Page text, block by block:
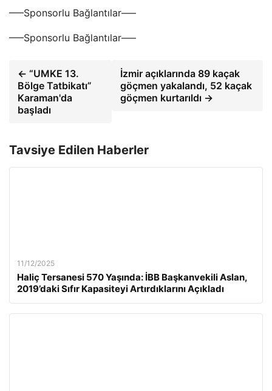
—–Sponsorlu Bağlantılar—–
—–Sponsorlu Bağlantılar—–
← “UMKE 13.
Bölge Tatbikatı”
Karaman'da
başladı
İzmir açıklarında 89 kaçak
göçmen yakalandı, 52 kaçak
göçmen kurtarıldı →
Tavsiye Edilen Haberler
11/12/2025
Haliç Tersanesi 570 Yaşında: İBB Başkanvekili Aslan,
2019’daki Sıfır Kapasiteyi Artırdıklarını Açıkladı